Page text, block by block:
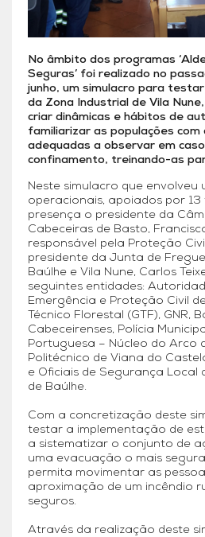
No âmbito dos programas
Seguras’ foi realizado no
junho, um simulacro para
da Zona Industrial de Vila
criar dinâmicas e hábitos de
familiarizar as populações com
adequadas a observar em
confinamento, treinando-as
Neste simulacro que envolveu
operacionais, apoiados por 13
presença o presidente da
Cabeceiras de Basto,
responsável pela Proteção
presidente da Junta de
Baúlhe e Vila Nune, Carlos
seguintes entidades:
Emergência e Proteção Civil
Técnico Florestal (GTF), GNR,
Cabeceirenses, Polícia
Portuguesa – Núcleo do Arco
Politécnico de Viana do
e Oficiais de Segurança Local
de Baúlhe.
Com a concretização deste
testar a implementação de
a sistematizar o conjunto de
uma evacuação o mais
permita movimentar as
aproximação de um incêndio
seguros.
Através da realização deste